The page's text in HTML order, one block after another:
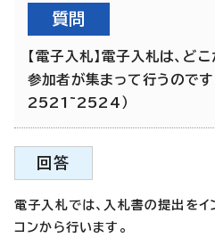
質問
【電子入札】電子入札は、ど
参加者が集まって行うので
2521~2524）
回答
電子入札では、入札書の提出をイ
コンから行います。